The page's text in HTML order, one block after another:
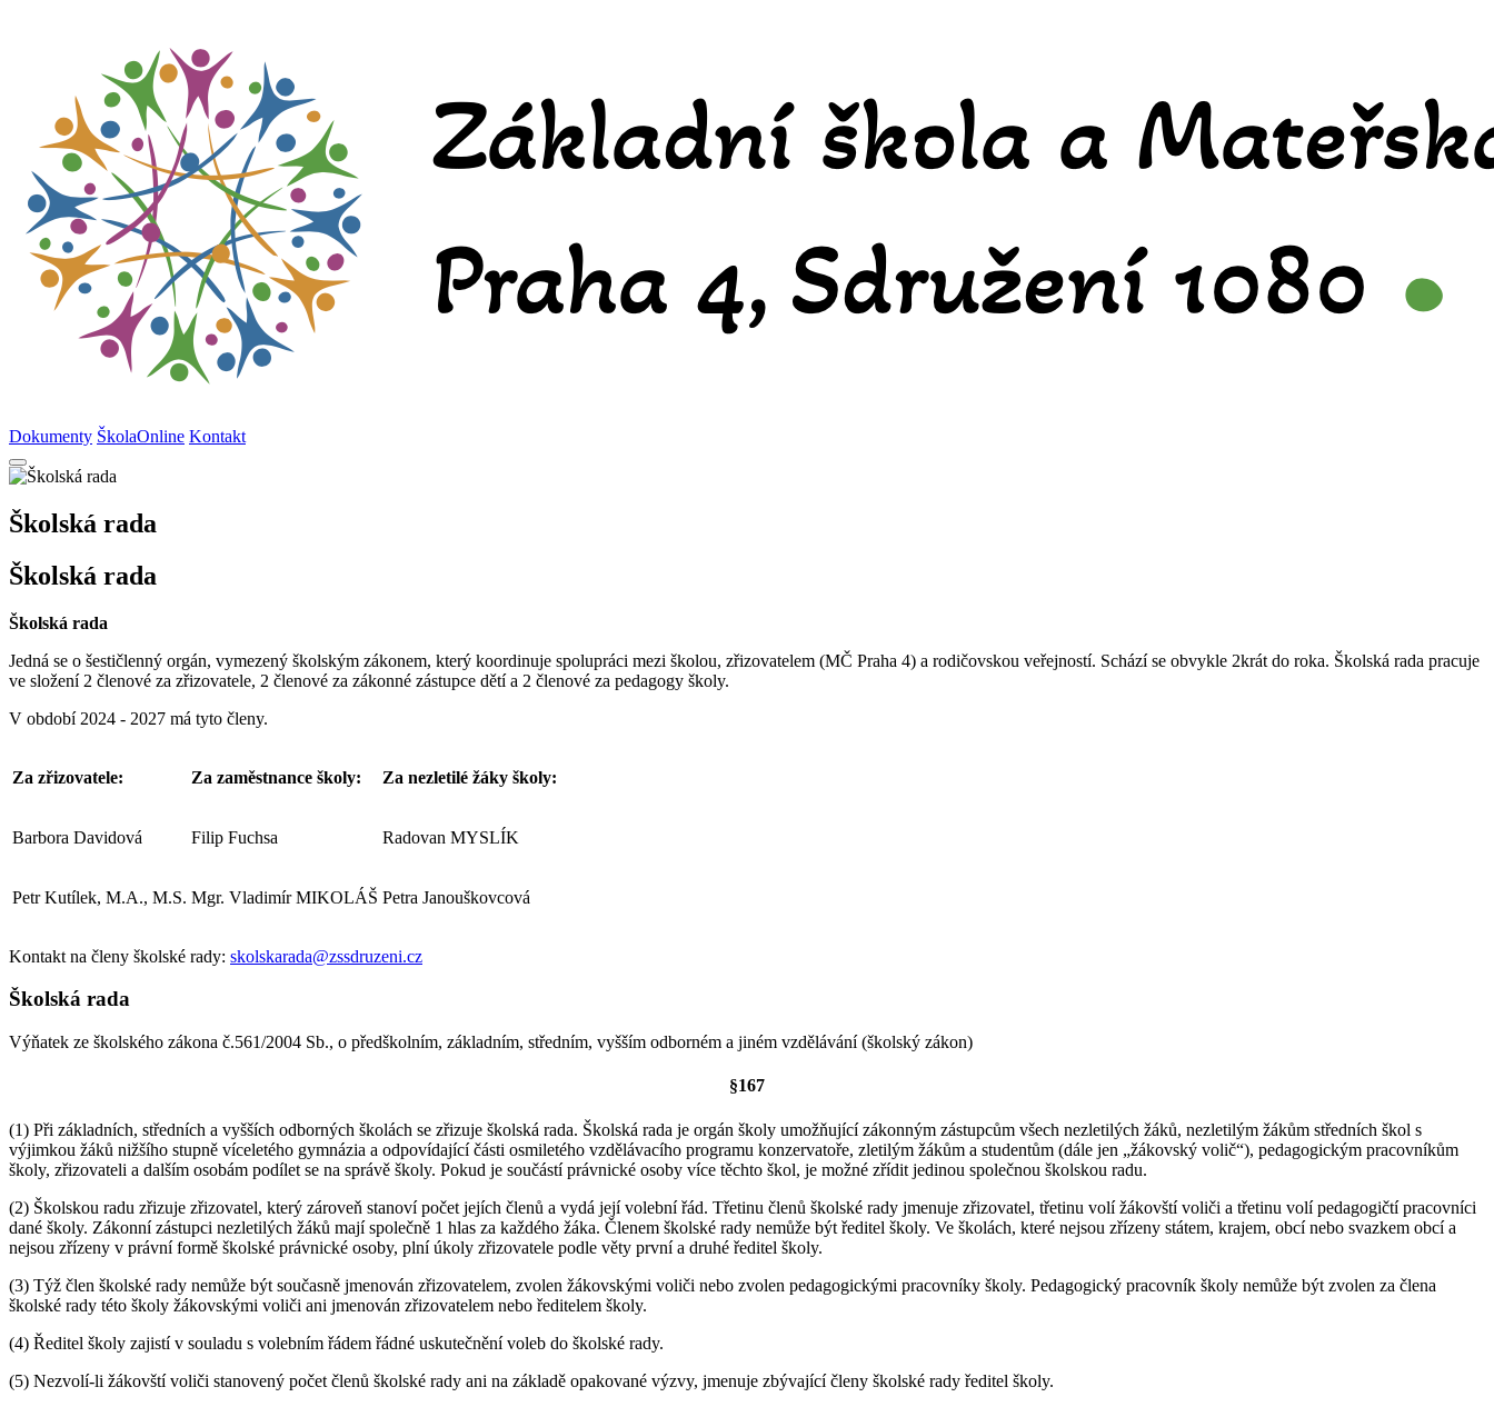
Dokumenty ŠkolaOnline Kontakt
Školská rada
Školská rada
Školská rada
Jedná se o šestičlenný orgán, vymezený školským zákonem, který koordinuje spolupráci mezi školou, zřizovatelem (MČ Praha 4) a rodičovskou veřejností. Schází se obvykle 2krát do roka. Školská rada pracuje
ve složení 2 členové za zřizovatele, 2 členové za zákonné zástupce dětí a 2 členové za pedagogy školy.
V období 2024 - 2027 má tyto členy.
Za zřizovatele: Za zaměstnance školy: Za nezletilé žáky školy:
Barbora Davidová Filip Fuchsa Radovan MYSLÍK
Petr Kutílek, M.A., M.S. Mgr. Vladimír MIKOLÁŠ Petra Janouškovcová
Kontakt na členy školské rady: skolskarada@zssdruzeni.cz
Školská rada
Výňatek ze školského zákona č.561/2004 Sb., o předškolním, základním, středním, vyšším odborném a jiném vzdělávání (školský zákon)
§167
(1) Při základních, středních a vyšších odborných školách se zřizuje školská rada. Školská rada je orgán školy umožňující zákonným zástupcům všech nezletilých žáků, nezletilým žákům středních škol s
výjimkou žáků nižšího stupně víceletého gymnázia a odpovídající části osmiletého vzdělávacího programu konzervatoře, zletilým žákům a studentům (dále jen „žákovský volič“), pedagogickým pracovníkům
školy, zřizovateli a dalším osobám podílet se na správě školy. Pokud je součástí právnické osoby více těchto škol, je možné zřídit jedinou společnou školskou radu.
(2) Školskou radu zřizuje zřizovatel, který zároveň stanoví počet jejích členů a vydá její volební řád. Třetinu členů školské rady jmenuje zřizovatel, třetinu volí žákovští voliči a třetinu volí pedagogičtí pracovníci
dané školy. Zákonní zástupci nezletilých žáků mají společně 1 hlas za každého žáka. Členem školské rady nemůže být ředitel školy. Ve školách, které nejsou zřízeny státem, krajem, obcí nebo svazkem obcí a
nejsou zřízeny v právní formě školské právnické osoby, plní úkoly zřizovatele podle věty první a druhé ředitel školy.
(3) Týž člen školské rady nemůže být současně jmenován zřizovatelem, zvolen žákovskými voliči nebo zvolen pedagogickými pracovníky školy. Pedagogický pracovník školy nemůže být zvolen za člena
školské rady této školy žákovskými voliči ani jmenován zřizovatelem nebo ředitelem školy.
(4) Ředitel školy zajistí v souladu s volebním řádem řádné uskutečnění voleb do školské rady.
(5) Nezvolí-li žákovští voliči stanovený počet členů školské rady ani na základě opakované výzvy, jmenuje zbývající členy školské rady ředitel školy.